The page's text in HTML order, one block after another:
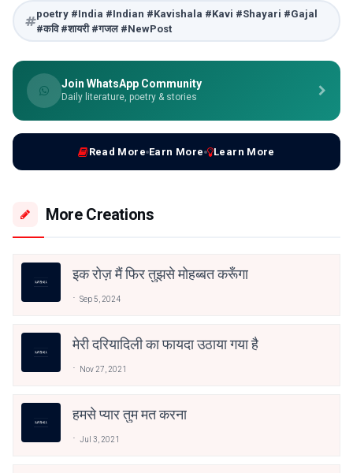
poetry #India #Indian #Kavishala #Kavi #Shayari #Gajal
#कवि #शायरी #गजल #NewPost
Join WhatsApp Community
Daily literature, poetry & stories
Read More Earn More Learn More
More Creations
इक रोज़ मैं फिर तुझसे मोहब्बत करूँगा
Sep 5, 2024
मेरी दरियादिली का फायदा उठाया गया है
Nov 27, 2021
हमसे प्यार तुम मत करना
Jul 3, 2021